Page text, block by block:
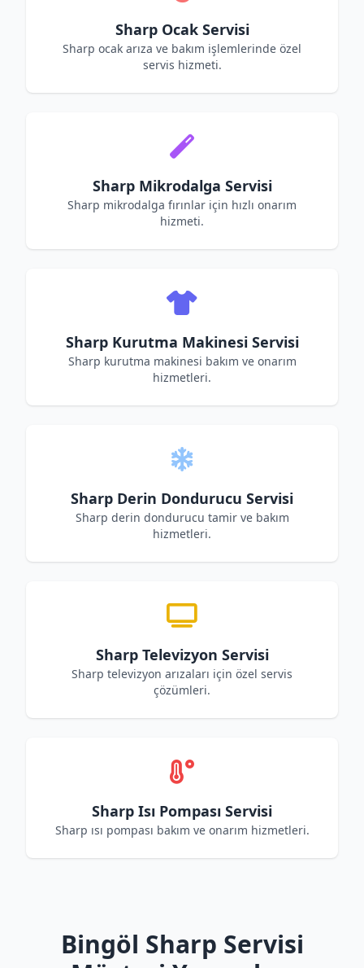
Sharp Ocak Servisi
Sharp ocak arıza ve bakım işlemlerinde özel
servis hizmeti.
Sharp Mikrodalga Servisi
Sharp mikrodalga fırınlar için hızlı onarım
hizmeti.
Sharp Kurutma Makinesi Servisi
Sharp kurutma makinesi bakım ve onarım
hizmetleri.
Sharp Derin Dondurucu Servisi
Sharp derin dondurucu tamir ve bakım
hizmetleri.
Sharp Televizyon Servisi
Sharp televizyon arızaları için özel servis
çözümleri.
Sharp Isı Pompası Servisi
Sharp ısı pompası bakım ve onarım hizmetleri.
Bingöl Sharp Servisi